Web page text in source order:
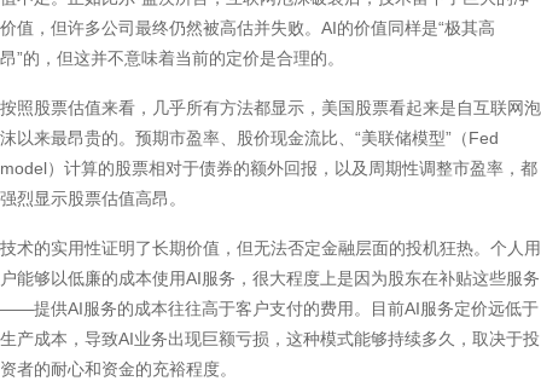
价值，但许多公司最终仍然被高估并失败。AI的价值同样是“极其高
昂”的，但这并不意味着当前的定价是合理的。
按照股票估值来看，几乎所有方法都显示，美国股票看起来是自互联网泡
沫以来最昂贵的。预期市盈率、股价现金流比、“美联储模型”（Fed
model）计算的股票相对于债券的额外回报，以及周期性调整市盈率，都
强烈显示股票估值高昂。
技术的实用性证明了长期价值，但无法否定金融层面的投机狂热。个人用
户能够以低廉的成本使用AI服务，很大程度上是因为股东在补贴这些服务
——提供AI服务的成本往往高于客户支付的费用。目前AI服务定价远低于
生产成本，导致AI业务出现巨额亏损，这种模式能够持续多久，取决于投
资者的耐心和资金的充裕程度。